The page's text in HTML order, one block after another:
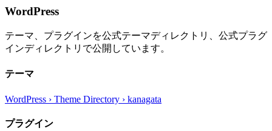
WordPress
テーマ、プラグインを公式テーマディレクトリ、公式プラグ
インディレクトリで公開しています。
テーマ
WordPress › Theme Directory › kanagata
プラグイン